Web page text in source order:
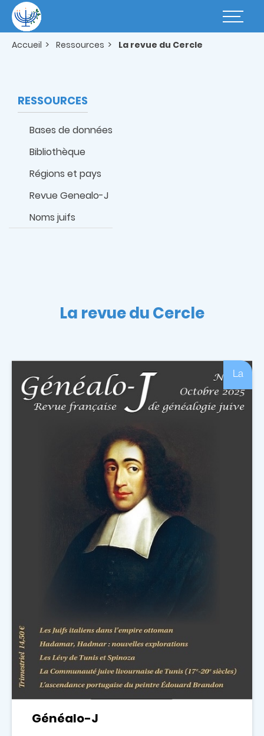
contenu
principal
Basculer
Accueil Ressources La revue du Cercle
RESSOURCES
Bases de données
Bibliothèque
Régions et pays
Revue Genealo-J
Noms juifs
La revue du Cercle
La
Généalo-J